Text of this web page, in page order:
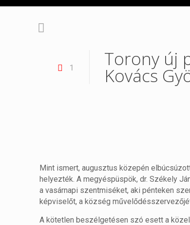
1 Torony új
Kovács
Mint ismert, augusztus közepén
helyezték. A megyéspüspök, dr. Székely
a vasárnapi szentmiséket, aki pénteken
képviselőt, a község
A kötetlen beszélgetésen szó esett a